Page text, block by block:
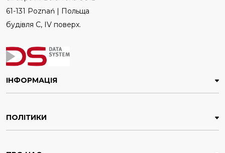
61-131 Poznań | Польща
будівля C, IV поверх.
ІНФОРМАЦІЯ
ПОЛІТИКИ